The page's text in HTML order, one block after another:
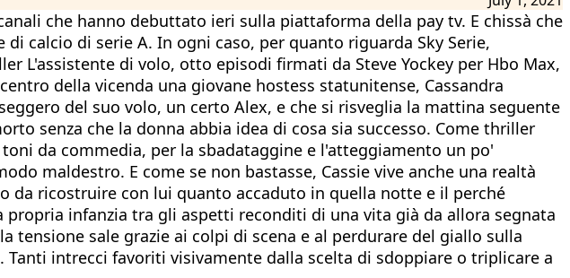
che hanno debuttato ieri sulla piattaforma della pay tv. E chissà che
calcio di serie A. In ogni caso, per quanto riguarda Sky Serie,
L'assistente di volo, otto episodi firmati da Steve Yockey per Hbo Max,
della vicenda una giovane hostess statunitense, Cassandra
del suo volo, un certo Alex, e che si risveglia la mattina seguente
senza che la donna abbia idea di cosa sia successo. Come thriller
da commedia, per la sbadataggine e l'atteggiamento un po'
maldestro. E come se non bastasse, Cassie vive anche una realtà
da ricostruire con lui quanto accaduto in quella notte e il perché
infanzia tra gli aspetti reconditi di una vita già da allora segnata
sale grazie ai colpi di scena e al perdurare del giallo sulla
intrecci favoriti visivamente dalla scelta di sdoppiare o triplicare a